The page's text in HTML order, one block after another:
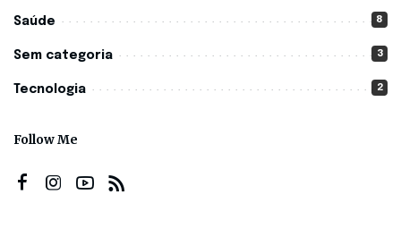
Saúde 8
Sem categoria 3
Tecnologia 2
Follow Me